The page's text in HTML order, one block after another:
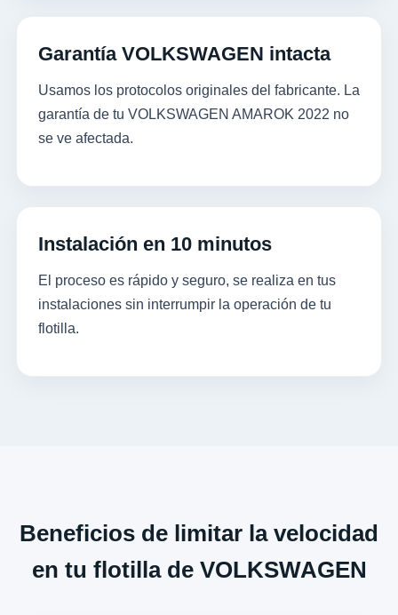
Garantía VOLKSWAGEN intacta
Usamos los protocolos originales del fabricante. La
garantía de tu VOLKSWAGEN AMAROK 2022 no
se ve afectada.
Instalación en 10 minutos
El proceso es rápido y seguro, se realiza en tus
instalaciones sin interrumpir la operación de tu
flotilla.
Beneficios de limitar la velocidad
en tu flotilla de VOLKSWAGEN